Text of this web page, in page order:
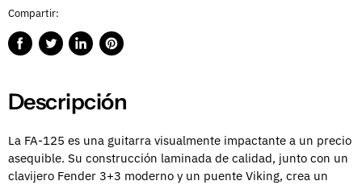
Compartir:
CompartirPublicarCompartirGuardar
Descripción
La FA-125 es una guitarra visualmente impactante a un precio
asequible. Su construcción laminada de calidad, junto con un
clavijero Fender 3+3 moderno y un puente Viking, crea un